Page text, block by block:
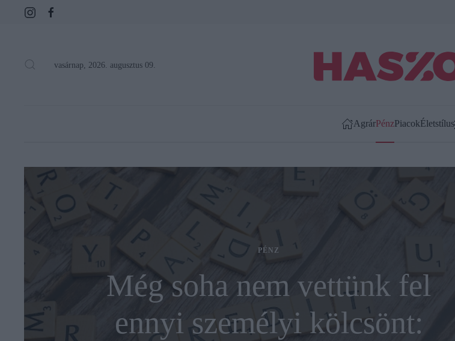
vasárnap, 2026. augusztus 09.
AgrárPénzPiacokÉletstílus
PÉNZ
Még soha nem vettünk fel
ennyi személyi kölcsönt: